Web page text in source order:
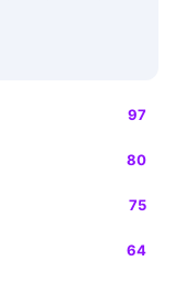
97
80
75
64